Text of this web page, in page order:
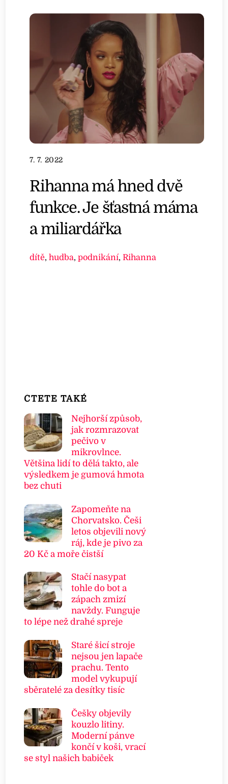
7. 7. 2022
Rihanna má hned dvě
funkce. Je šťastná máma
a miliardářka
dítě,hudba,podnikání,Rihanna
ČTETE TAKÉ
Nejhorší způsob,
jak rozmrazovat
pečivo v
mikrovlnce.
Většina lidí to dělá takto, ale
výsledkem je gumová hmota
bez chuti
Zapomeňte na
Chorvatsko. Češi
letos objevili nový
ráj, kde je pivo za
20 Kč a moře čistší
Stačí nasypat
tohle do bot a
zápach zmizí
navždy. Funguje
to lépe než drahé spreje
Staré šicí stroje
nejsou jen lapače
prachu. Tento
model vykupují
sběratelé za desítky tisíc
Češky objevily
kouzlo litiny.
Moderní pánve
končí v koši, vrací
se styl našich babiček